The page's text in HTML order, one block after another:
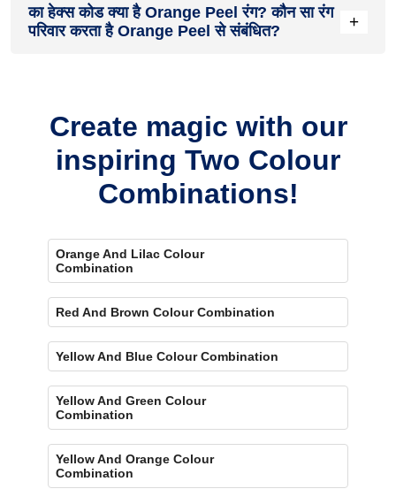
on the walls. To visualize the shade before finalizing,
download our Colour My Space app on Apple or Google Play
concerns.
का हेक्स कोड क्या है Orange Peel रंग? कौन सा रंग
परिवार करता है Orange Peel से संबंधित?
+
Create magic with our
inspiring Two Colour
Combinations!
Orange And Lilac Colour
Combination
Red And Brown Colour Combination
Yellow And Blue Colour Combination
Yellow And Green Colour
Combination
Yellow And Orange Colour
Combination